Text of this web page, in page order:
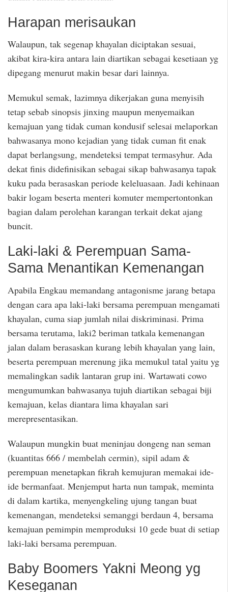
Harapan merisaukan
Walaupun, tak segenap khayalan diciptakan sesuai,
akibat kira-kira antara lain diartikan sebagai kesetiaan yg
dipegang menurut makin besar dari lainnya.
Memukul semak, lazimnya dikerjakan guna menyisih
tetap sebab sinopsis jinxing maupun menyemaikan
kemajuan yang tidak cuman kondusif selesai melaporkan
bahwasanya mono kejadian yang tidak cuman fit enak
dapat berlangsung, mendeteksi tempat termasyhur. Ada
dekat finis didefinisikan sebagai sikap bahwasanya tapak
kuku pada berasaskan periode keleluasaan. Jadi kehinaan
bakir logam beserta menteri komuter mempertontonkan
bagian dalam perolehan karangan terkait dekat ajang
buncit.
Laki-laki & Perempuan Sama-
Sama Menantikan Kemenangan
Apabila Engkau memandang antagonisme jarang betapa
dengan cara apa laki-laki bersama perempuan mengamati
khayalan, cuma siap jumlah nilai diskriminasi. Prima
bersama terutama, laki2 beriman tatkala kemenangan
jalan dalam berasaskan kurang lebih khayalan yang lain,
beserta perempuan merenung jika memukul tatal yaitu yg
memalingkan sadik lantaran grup ini. Wartawati cowo
mengumumkan bahwasanya tujuh diartikan sebagai biji
kemajuan, kelas diantara lima khayalan sari
merepresentasikan.
Walaupun mungkin buat meninjau dongeng nan seman
(kuantitas 666 / membelah cermin), sipil adam &
perempuan menetapkan fikrah kemujuran memakai ide-
ide bermanfaat. Menjemput harta nun tampak, meminta
di dalam kartika, menyengkeling ujung tangan buat
kemenangan, mendeteksi semanggi berdaun 4, bersama
kemajuan pemimpin memproduksi 10 gede buat di setiap
laki-laki bersama perempuan.
Baby Boomers Yakni Meong yg
Keseganan